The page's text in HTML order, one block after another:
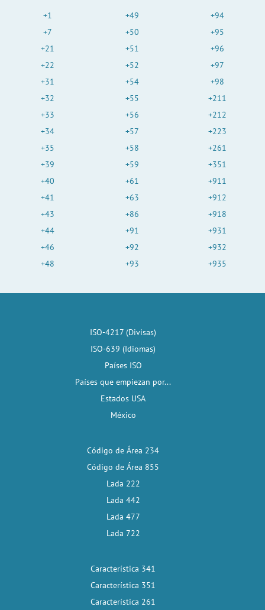
+1
+7
+21
+22
+31
+32
+33
+34
+35
+39
+40
+41
+43
+44
+46
+48
+49
+50
+51
+52
+54
+55
+56
+57
+58
+59
+61
+63
+86
+91
+92
+93
+94
+95
+96
+97
+98
+211
+212
+223
+261
+351
+911
+912
+918
+931
+932
+935
ISO-4217 (Divisas)
ISO-639 (Idiomas)
Países ISO
Países que empiezan por...
Estados USA
México
Código de Área 234
Código de Área 855
Lada 222
Lada 442
Lada 477
Lada 722
Característica 341
Característica 351
Característica 261